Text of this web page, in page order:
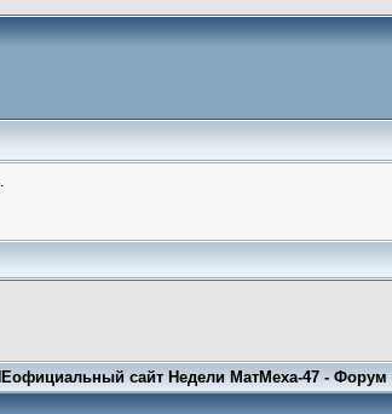
сайт Недели МатМеха-47 - Форум